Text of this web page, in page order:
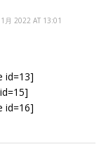
月 2022 AT 13:01
id=13]
id=16]